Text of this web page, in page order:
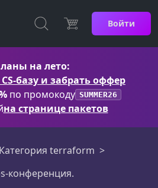
Войти
на лето:
базу и забрать оффер
по промокоду SUMMER26
на странице пакетов
Категория terraform
конференция.